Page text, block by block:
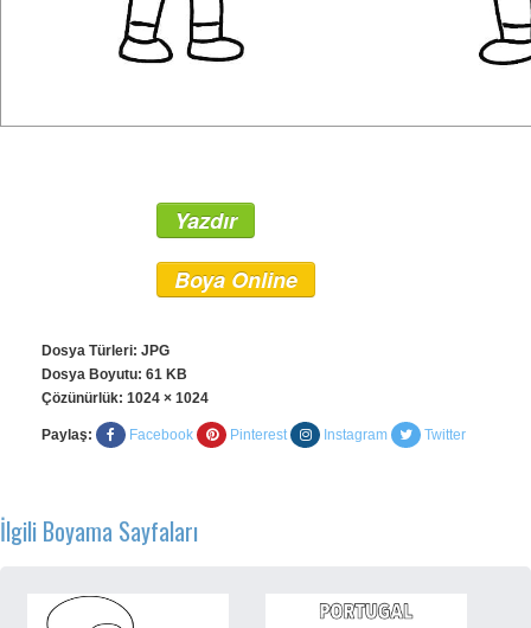
Yazdır
Boya Online
Dosya Türleri: JPG
Dosya Boyutu: 61 KB
Çözünürlük: 1024 × 1024
Paylaş: Facebook Pinterest Instagram Twitter
İlgili Boyama Sayfaları